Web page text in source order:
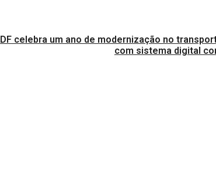
DF celebra um ano de modernização no
com sistema digital